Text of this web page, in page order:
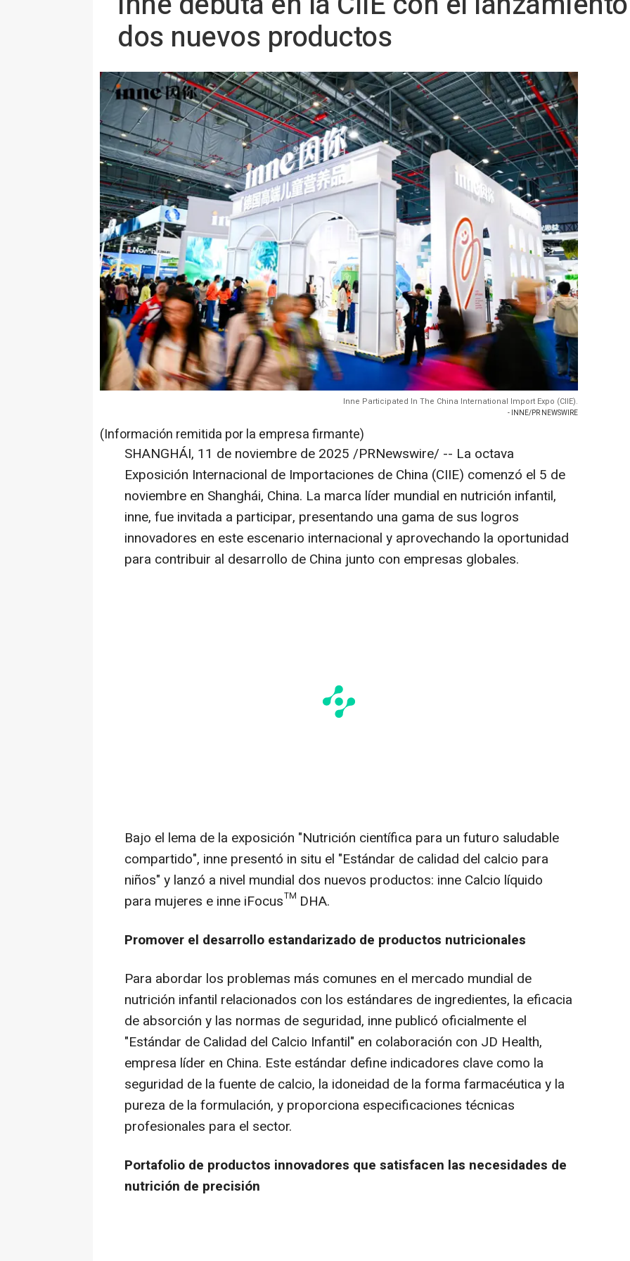
dos nuevos productos
Inne Participated In The China International Import Expo (CIIE).
- INNE/PR NEWSWIRE
(Información remitida por la empresa firmante)
SHANGHÁI, 11 de noviembre de 2025 /PRNewswire/ -- La octava
Exposición Internacional de Importaciones de China (CIIE) comenzó el 5 de
noviembre en Shanghái, China. La marca líder mundial en nutrición infantil,
inne, fue invitada a participar, presentando una gama de sus logros
innovadores en este escenario internacional y aprovechando la oportunidad
para contribuir al desarrollo de China junto con empresas globales.
Bajo el lema de la exposición "Nutrición científica para un futuro saludable
compartido", inne presentó in situ el "Estándar de calidad del calcio para
niños" y lanzó a nivel mundial dos nuevos productos: inne Calcio líquido
para mujeres e inne iFocus™ DHA.
Promover el desarrollo estandarizado de productos nutricionales
Para abordar los problemas más comunes en el mercado mundial de
nutrición infantil relacionados con los estándares de ingredientes, la eficacia
de absorción y las normas de seguridad, inne publicó oficialmente el
"Estándar de Calidad del Calcio Infantil" en colaboración con JD Health,
empresa líder en China. Este estándar define indicadores clave como la
seguridad de la fuente de calcio, la idoneidad de la forma farmacéutica y la
pureza de la formulación, y proporciona especificaciones técnicas
profesionales para el sector.
Portafolio de productos innovadores que satisfacen las necesidades de
nutrición de precisión